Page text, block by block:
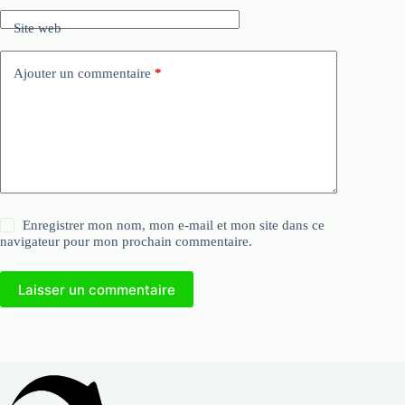
Site web
Ajouter un commentaire *
Enregistrer mon nom, mon e-mail et mon site dans ce
navigateur pour mon prochain commentaire.
Laisser un commentaire